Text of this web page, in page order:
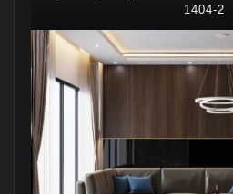
1404-2